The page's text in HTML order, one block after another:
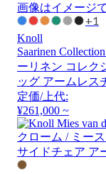
画像はイメージ
+1
Knoll
Saarinen
ーリネン コレク
ッグ アームレス
定価/上代:
¥261,000 ~